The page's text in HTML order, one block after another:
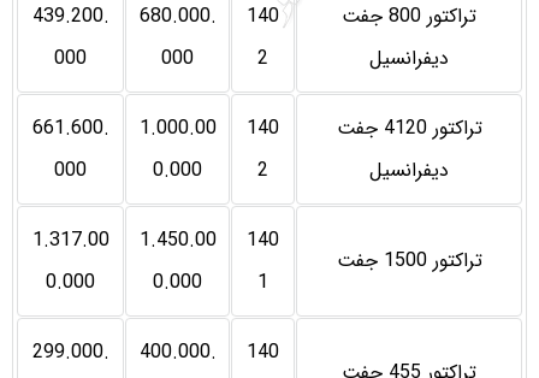
تراکتور 800 جفت
دیفرانسیل
140
2
680.000.
000
439.200.
000
تراکتور 4120 جفت
دیفرانسیل
140
2
1.000.00
0.000
661.600.
000
تراکتور 1500 جفت
140
1
1.450.00
0.000
1.317.00
0.000
140
400.000.
299.000.